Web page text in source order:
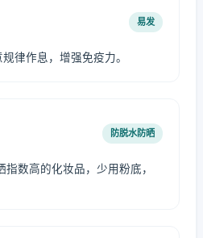
易发
律作息，增强免疫力。
防脱水防晒
数高的化妆品，少用粉底，